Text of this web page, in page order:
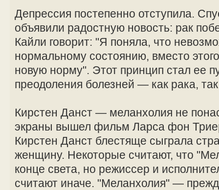
Депрессия постепенно отступила.
объявили радостную новость: рак
Кайли говорит: "Я поняла, что
нормальному состоянию, вместо
новую норму". Этот принцип стал ее
преодоления болезней — как рака,
Кирстен Данст — меланхолия не
экраны вышел фильм Ларса фон
Кирстен Данст блестяще сыграла
женщину. Некоторые считают, что
конце света, но режиссер и
считают иначе. "Меланхолия" —